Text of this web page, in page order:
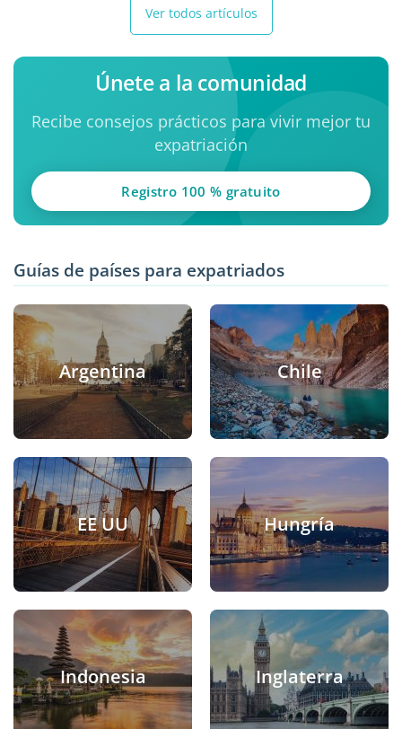
Ver todos artículos
Únete a la comunidad
Recibe consejos prácticos para vivir mejor tu
expatriación
Registro 100 % gratuito
Guías de países para expatriados
Argentina Chile
EE UU Hungría
Indonesia Inglaterra